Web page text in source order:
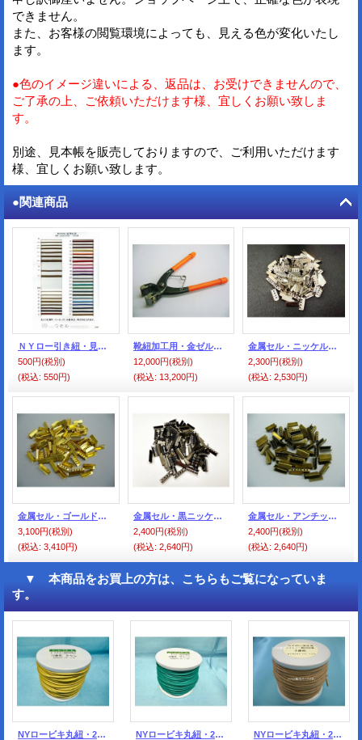
できません。
また、お客様の閲覧環境によっても、見える色が変化いたし
ます。
●色のイメージ違いによる、返品は、お受けできませんので、
ご了承の上、ご依頼いただけます様、宜しくお願い致しま
す。
別途、見本帳を販売しておりますので、ご利用いただけます
様、宜しくお願い致します。
●関連商品
ＮＹロー引き紐・見本帳
500円(税別)
(税込: 550円)
靴紐加工用・金ゼル・ペンチ
12,000円(税別)
(税込: 13,200円)
金属セル・ニッケル色=シルバー色（100個入）
2,300円(税別)
(税込: 2,530円)
金属セル・ゴールド色（100個入）
3,100円(税別)
(税込: 3,410円)
金属セル・黒ニッケル色（100個入）
2,400円(税別)
(税込: 2,640円)
金属セル・アンチック色（100個入）
2,400円(税別)
(税込: 2,640円)
▼ 本商品をお買上の方は、こちらもご覧になっていま
す。
NYロービキ丸紐・2、5ミリ (12)からし 約50Mボビン巻
NYロービキ丸紐・2ミリ (22)グリーン 約50Mボビン巻
NYロービキ丸紐・2ミリ (3)アイボリー 約50Mボビン巻